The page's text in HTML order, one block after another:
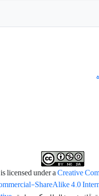
Creative
ShareAlike 4.0